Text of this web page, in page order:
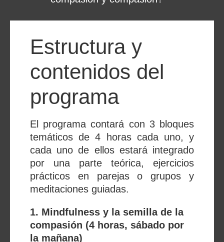
Estructura y
contenidos del
programa
​El programa contará con 3 bloques
temáticos de 4 horas cada uno, y
cada uno de ellos estará integrado
por una parte teórica, ejercicios
prácticos en parejas o grupos y
meditaciones guiadas.
1. Mindfulness y la semilla de la
compasión (4 horas, sábado por
la mañana)